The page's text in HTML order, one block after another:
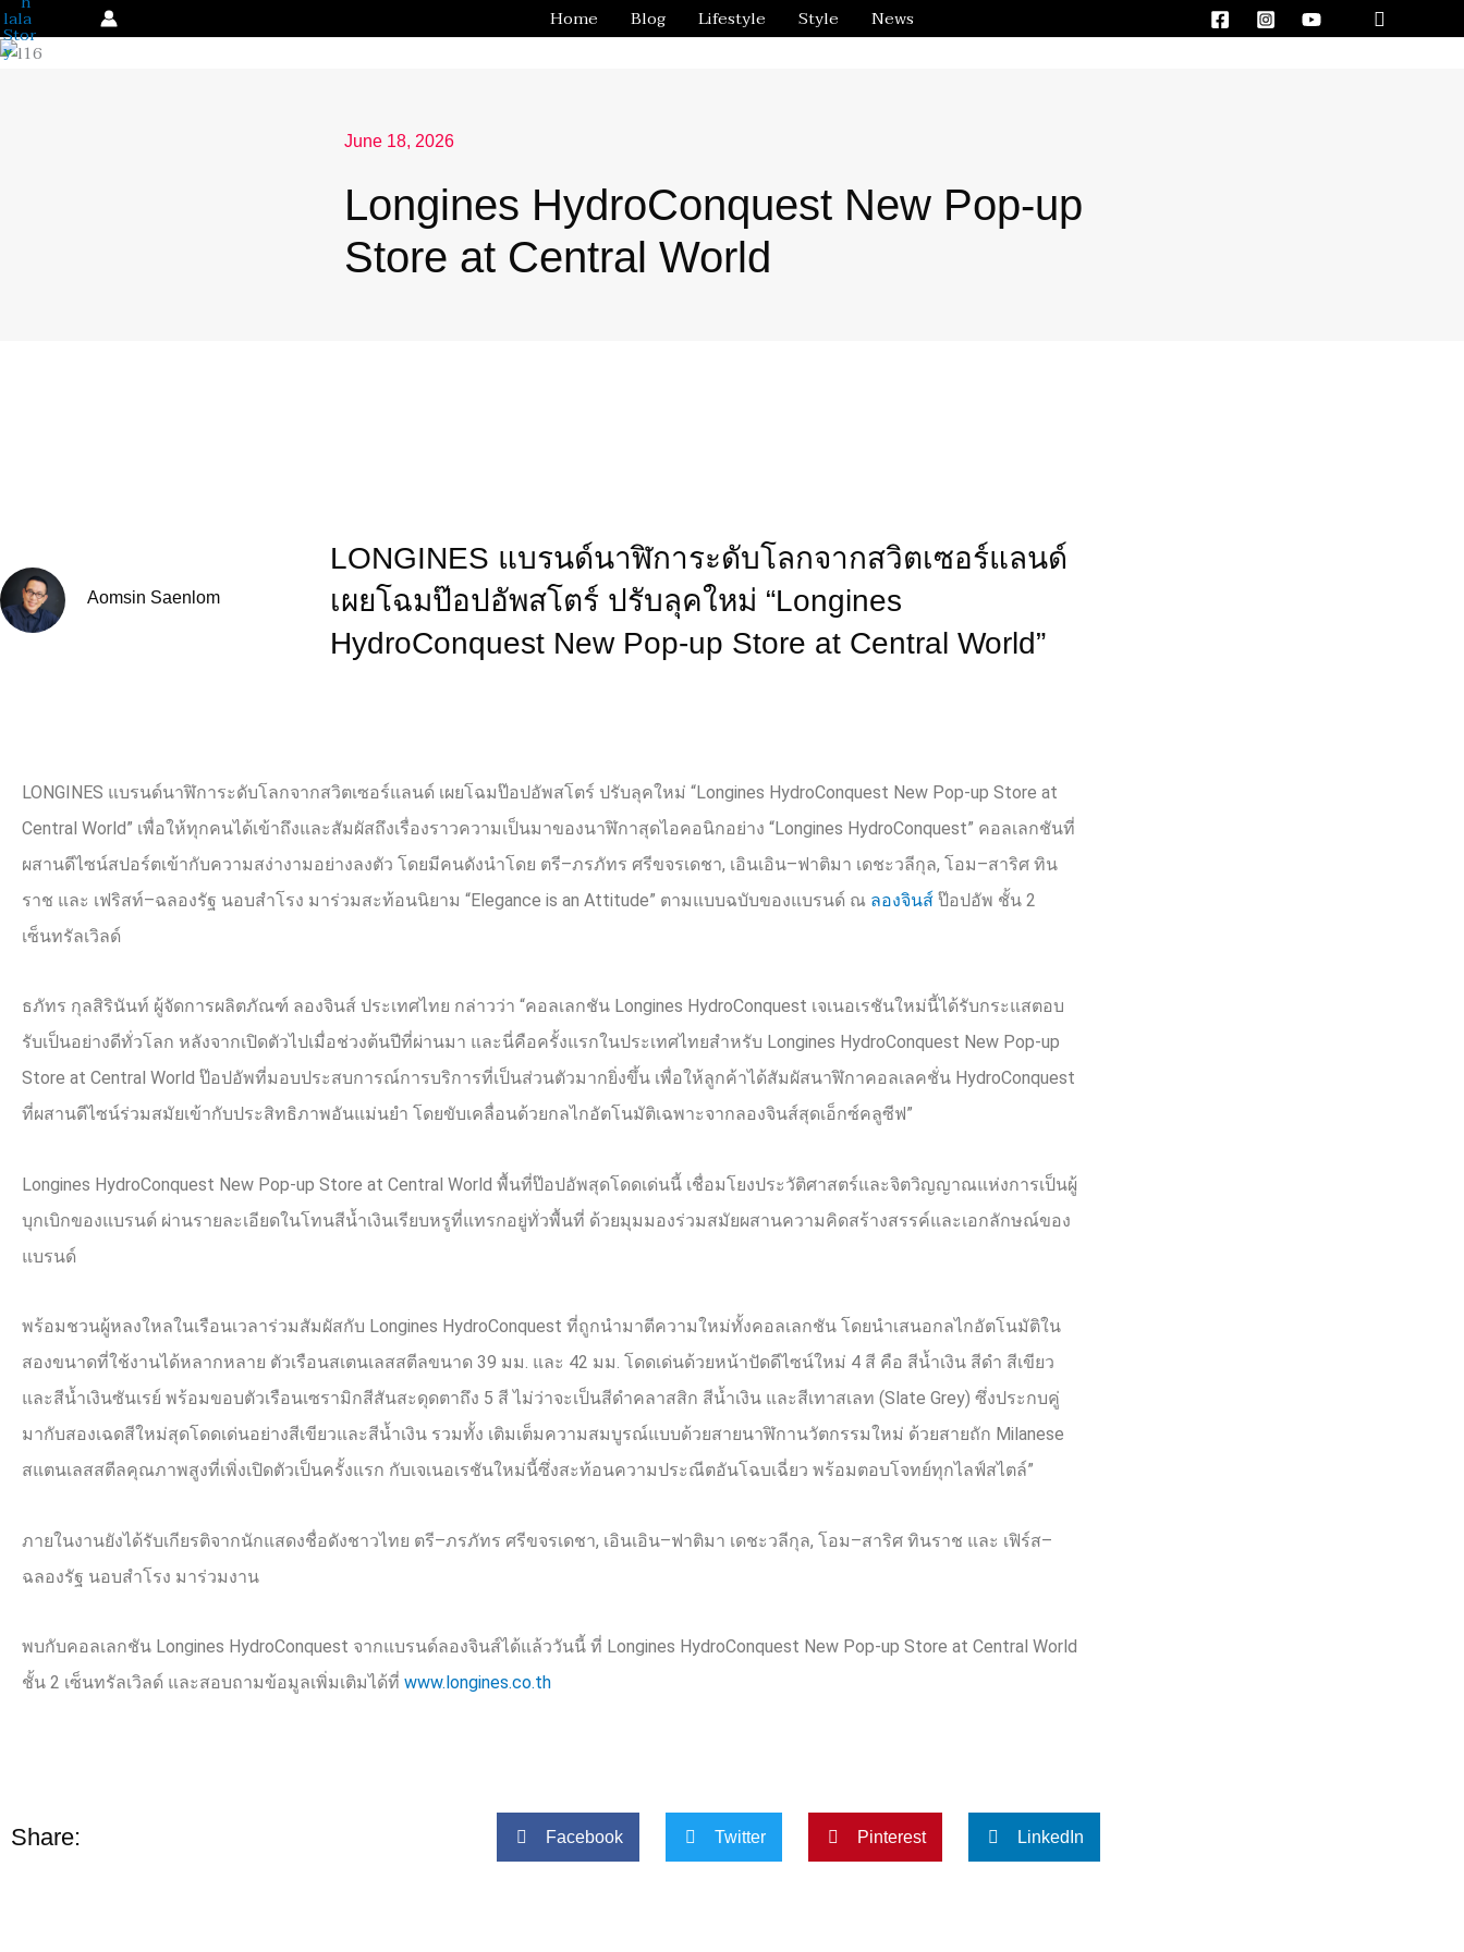
Skip
to
Home Blog Lifestyle Style News Search
June 18, 2026
Longines HydroConquest New Pop-up
Store at Central World
Aomsin Saenlom
LONGINES แบรนด์นาฬิการะดับโลกจากสวิตเซอร์แลนด์
เผยโฉมป๊อปอัพสโตร์ ปรับลุคใหม่ “Longines
HydroConquest New Pop-up Store at Central World”
LONGINES แบรนด์นาฬิการะดับโลกจากสวิตเซอร์แลนด์ เผยโฉมป๊อปอัพสโตร์ ปรับลุคใหม่ “Longines HydroConquest New Pop-up Store at
Central World” เพื่อให้ทุกคนได้เข้าถึงและสัมผัสถึงเรื่องราวความเป็นมาของนาฬิกาสุดไอคอนิกอย่าง “Longines HydroConquest” คอลเลกชันที่
ผสานดีไซน์สปอร์ตเข้ากับความสง่างามอย่างลงตัว โดยมีคนดังนำโดย ตรี–ภรภัทร ศรีขจรเดชา, เอินเอิน–ฟาติมา เดชะวลีกุล, โอม–สาริศ ทิน
ราช และ เฟริสท์–ฉลองรัฐ นอบสำโรง มาร่วมสะท้อนนิยาม “Elegance is an Attitude” ตามแบบฉบับของแบรนด์ ณ ลองจินส์ ป๊อปอัพ ชั้น 2
เซ็นทรัลเวิลด์
ธภัทร กุลสิรินันท์ ผู้จัดการผลิตภัณฑ์ ลองจินส์ ประเทศไทย กล่าวว่า “คอลเลกชัน Longines HydroConquest เจเนอเรชันใหม่นี้ได้รับกระแสตอบ
รับเป็นอย่างดีทั่วโลก หลังจากเปิดตัวไปเมื่อช่วงต้นปีที่ผ่านมา และนี่คือครั้งแรกในประเทศไทยสำหรับ Longines HydroConquest New Pop-up
Store at Central World ป๊อปอัพที่มอบประสบการณ์การบริการที่เป็นส่วนตัวมากยิ่งขึ้น เพื่อให้ลูกค้าได้สัมผัสนาฬิกาคอลเลคชั่น HydroConquest
ที่ผสานดีไซน์ร่วมสมัยเข้ากับประสิทธิภาพอันแม่นยำ โดยขับเคลื่อนด้วยกลไกอัตโนมัติเฉพาะจากลองจินส์สุดเอ็กซ์คลูซีฟ”
Longines HydroConquest New Pop-up Store at Central World พื้นที่ป๊อปอัพสุดโดดเด่นนี้ เชื่อมโยงประวัติศาสตร์และจิตวิญญาณแห่งการเป็นผู้
บุกเบิกของแบรนด์ ผ่านรายละเอียดในโทนสีน้ำเงินเรียบหรูที่แทรกอยู่ทั่วพื้นที่ ด้วยมุมมองร่วมสมัยผสานความคิดสร้างสรรค์และเอกลักษณ์ของ
แบรนด์
พร้อมชวนผู้หลงใหลในเรือนเวลาร่วมสัมผัสกับ Longines HydroConquest ที่ถูกนำมาตีความใหม่ทั้งคอลเลกชัน โดยนำเสนอกลไกอัตโนมัติใน
สองขนาดที่ใช้งานได้หลากหลาย ตัวเรือนสเตนเลสสตีลขนาด 39 มม. และ 42 มม. โดดเด่นด้วยหน้าปัดดีไซน์ใหม่ 4 สี คือ สีน้ำเงิน สีดำ สีเขียว
และสีน้ำเงินซันเรย์ พร้อมขอบตัวเรือนเซรามิกสีสันสะดุดตาถึง 5 สี ไม่ว่าจะเป็นสีดำคลาสสิก สีน้ำเงิน และสีเทาสเลท (Slate Grey) ซึ่งประกบคู่
มากับสองเฉดสีใหม่สุดโดดเด่นอย่างสีเขียวและสีน้ำเงิน รวมทั้ง เติมเต็มความสมบูรณ์แบบด้วยสายนาฬิกานวัตกรรมใหม่ ด้วยสายถัก Milanese
สแตนเลสสตีลคุณภาพสูงที่เพิ่งเปิดตัวเป็นครั้งแรก กับเจเนอเรชันใหม่นี้ซึ่งสะท้อนความประณีตอันโฉบเฉี่ยว พร้อมตอบโจทย์ทุกไลฟ์สไตล์”
ภายในงานยังได้รับเกียรติจากนักแสดงชื่อดังชาวไทย ตรี–ภรภัทร ศรีขจรเดชา, เอินเอิน–ฟาติมา เดชะวลีกุล, โอม–สาริศ ทินราช และ เฟิร์ส–
ฉลองรัฐ นอบสำโรง มาร่วมงาน
พบกับคอลเลกชัน Longines HydroConquest จากแบรนด์ลองจินส์ได้แล้ววันนี้ ที่ Longines HydroConquest New Pop-up Store at Central World
ชั้น 2 เซ็นทรัลเวิลด์ และสอบถามข้อมูลเพิ่มเติมได้ที่ www.longines.co.th
Share: Facebook Twitter Pinterest LinkedIn